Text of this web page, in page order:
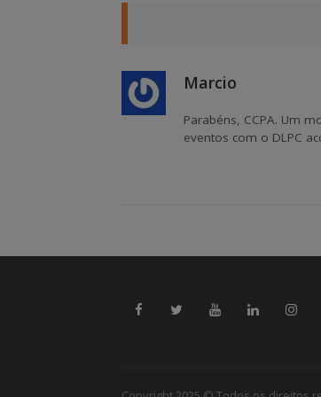
Marcio
Parabéns, CCPA. Um
eventos com o DLPC